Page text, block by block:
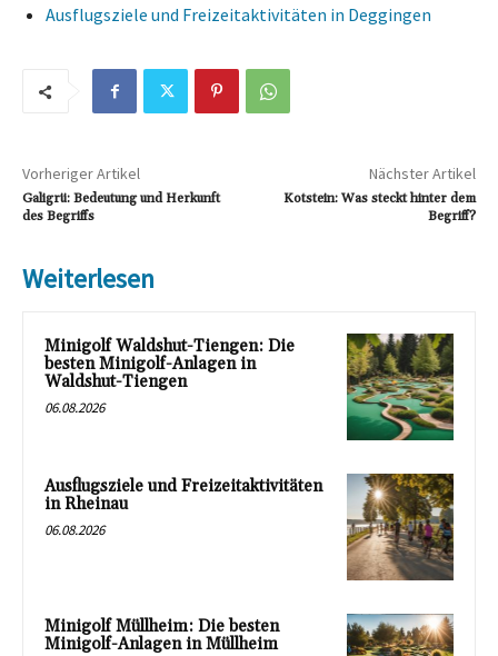
Ausflugsziele und Freizeitaktivitäten in Deggingen
Vorheriger Artikel
Galigrü: Bedeutung und Herkunft
des Begriffs
Nächster Artikel
Kotstein: Was steckt hinter dem
Begriff?
Weiterlesen
Minigolf Waldshut-Tiengen: Die
besten Minigolf-Anlagen in
Waldshut-Tiengen
06.08.2026
Ausflugsziele und Freizeitaktivitäten
in Rheinau
06.08.2026
Minigolf Müllheim: Die besten
Minigolf-Anlagen in Müllheim